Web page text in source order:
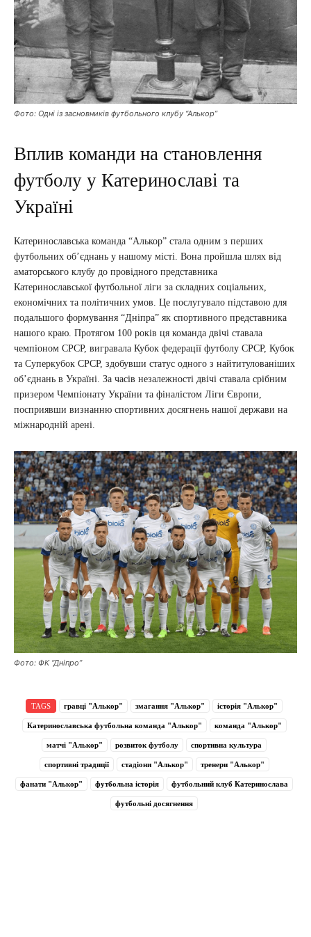
Фото: Одні із засновників футбольного клубу “Алькор”
Вплив команди на становлення
футболу у Катеринославі та
Україні
Катеринославська команда “Алькор” стала одним з перших
футбольних об’єднань у нашому місті. Вона пройшла шлях від
аматорського клубу до провідного представника
Катеринославської футбольної ліги за складних соціальних,
економічних та політичних умов. Це послугувало підставою для
подальшого формування “Дніпра” як спортивного представника
нашого краю. Протягом 100 років ця команда двічі ставала
чемпіоном СРСР, вигравала Кубок федерації футболу СРСР, Кубок
та Суперкубок СРСР, здобувши статус одного з найтитулованіших
об’єднань в Україні. За часів незалежності двічі ставала срібним
призером Чемпіонату України та фіналістом Ліги Європи,
посприявши визнанню спортивних досягнень нашої держави на
міжнародній арені.
Фото: ФК “Дніпро”
TAGS гравці "Алькор" змагання "Алькор" історія "Алькор"
Катеринославська футбольна команда "Алькор" команда "Алькор"
матчі "Алькор" розвиток футболу спортивна культура
спортивні традиції стадіони "Алькор" тренери "Алькор"
фанати "Алькор" футбольна історія футбольний клуб Катеринослава
футбольні досягнення